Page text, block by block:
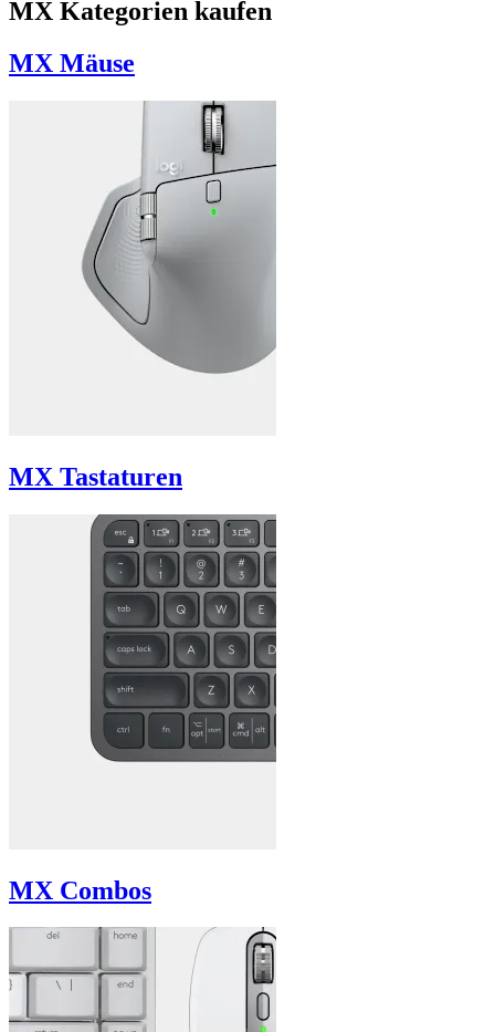
MX Kategorien kaufen
MX Mäuse
MX Tastaturen
MX Combos